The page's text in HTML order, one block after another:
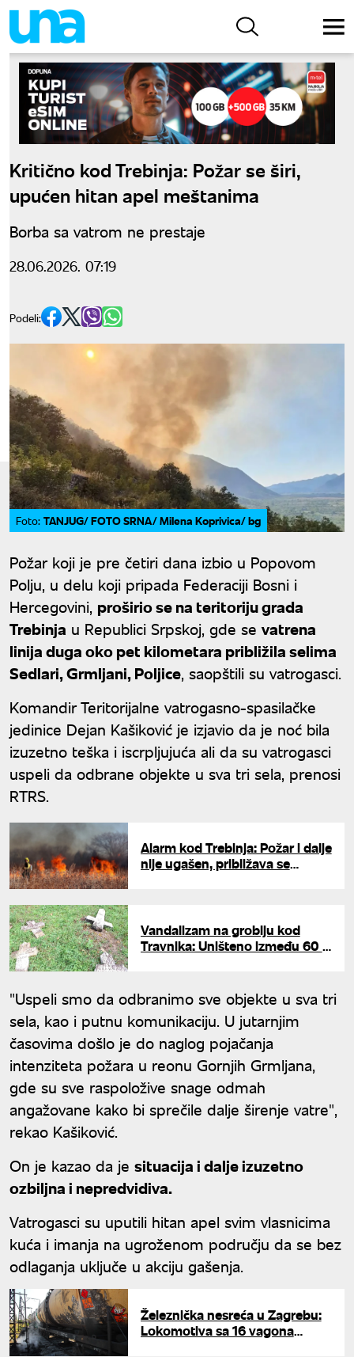
Kritično kod Trebinja: Požar se širi,
upućen hitan apel meštanima
Borba sa vatrom ne prestaje
28.06.2026. 07:19
Podeli:
Foto: TANJUG/ FOTO SRNA/ Milena Koprivica/ bg
Požar koji je pre četiri dana izbio u Popovom
Polju, u delu koji pripada Federaciji Bosni i
Hercegovini, proširio se na teritoriju grada
Trebinja u Republici Srpskoj, gde se vatrena
linija duga oko pet kilometara približila selima
Sedlari, Grmljani, Poljice, saopštili su vatrogasci.
Komandir Teritorijalne vatrogasno-spasilačke
jedinice Dejan Kašiković je izjavio da je noć bila
izuzetno teška i iscrpljujuća ali da su vatrogasci
uspeli da odbrane objekte u sva tri sela, prenosi
RTRS.
Alarm kod Trebinja: Požar i dalje
nije ugašen, približava se
Vandalizam na groblju kod
Travnika: Uništeno između 60 i
"Uspeli smo da odbranimo sve objekte u sva tri
sela, kao i putnu komunikaciju. U jutarnjim
časovima došlo je do naglog pojačanja
intenziteta požara u reonu Gornjih Grmljana,
gde su sve raspoložive snage odmah
angažovane kako bi sprečile dalje širenje vatre",
rekao Kašiković.
On je kazao da je situacija i dalje izuzetno
ozbiljna i nepredvidiva.
Vatrogasci su uputili hitan apel svim vlasnicima
kuća i imanja na ugroženom području da se bez
odlaganja uključe u akciju gašenja.
Železnička nesreća u Zagrebu:
Lokomotiva sa 16 vagona